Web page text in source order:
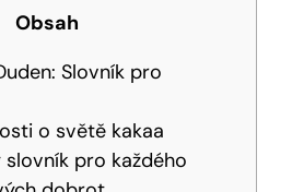
Obsah
​Slovník pro
o ‌světě ⁤kakaa
pro každého